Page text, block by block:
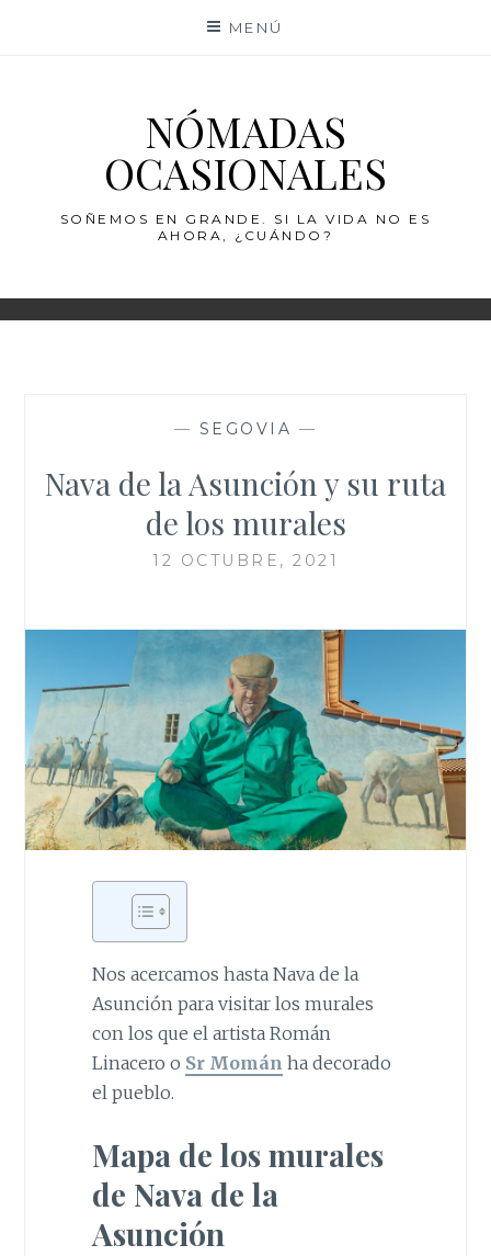
MENÚ
NÓMADAS
OCASIONALES
SOÑEMOS EN GRANDE. SI LA VIDA NO ES
AHORA, ¿CUÁNDO?
— SEGOVIA —
Nava de la Asunción y su ruta
de los murales
12 OCTUBRE, 2021
Nos acercamos hasta Nava de la
Asunción para visitar los murales
con los que el artista Román
Linacero o Sr Momán ha decorado
el pueblo.
Mapa de los murales
de Nava de la
Asunción